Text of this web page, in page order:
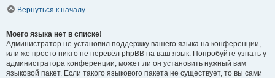
Вернуться к началу
Моего языка нет в списке!
Администратор не установил поддержку вашего языка на конференции,
или же просто никто не перевёл phpBB на ваш язык. Попробуйте узнать у
администратора конференции, может ли он установить нужный вам
языковой пакет. Если такого языкового пакета не существует, то вы сами